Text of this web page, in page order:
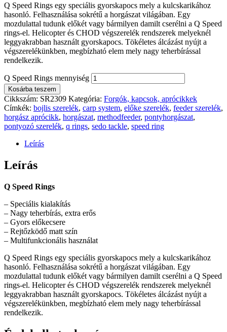
Q Speed Rings egy speciális gyorskapocs mely a kulcskarikához
hasonló. Felhasználása sokrétű a horgászat világában. Egy
mozdulattal tudunk előkét vagy bármilyen damilt cserélni a Q Speed
rings-el. Helicopter és CHOD végszerelék rendszerek melyeknél
leggyakrabban használt gyorskapocs. Tökéletes álcázást nyújt a
végszerelékünkben, megbízható elem mely nagy teherbírással
rendelkezik.
Q Speed Rings mennyiség
Kosárba teszem
Cikkszám: SR2309 Kategória: Forgók, kapcsok, aprócikkek
Címkék: bojlis szerelék, carp system, előke szerelék, feeder szerelék,
horgász aprócikk, horgászat, methodfeeder, pontyhorgászat,
pontyozó szerelék, q rings, sedo tackle, speed ring
Leírás
Leírás
Q Speed Rings
– Speciális kialakítás
– Nagy teherbírás, extra erős
– Gyors előkecsere
– Rejtőzködő matt szín
– Multifunkcionális használat
Q Speed Rings egy speciális gyorskapocs mely a kulcskarikához
hasonló. Felhasználása sokrétű a horgászat világában. Egy
mozdulattal tudunk előkét vagy bármilyen damilt cserélni a Q Speed
rings-el. Helicopter és CHOD végszerelék rendszerek melyeknél
leggyakrabban használt gyorskapocs. Tökéletes álcázást nyújt a
végszerelékünkben, megbízható elem mely nagy teherbírással
rendelkezik.